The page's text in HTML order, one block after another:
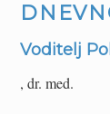
Voditelj
, dr. med.